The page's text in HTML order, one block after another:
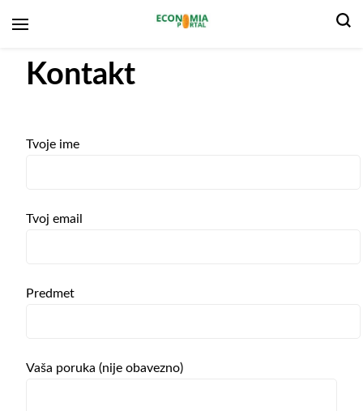
Kontakt
Tvoje ime
Tvoj email
Predmet
Vaša poruka (nije obavezno)